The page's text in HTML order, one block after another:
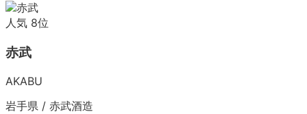
人気 8位
赤武
AKABU
岩手県 / 赤武酒造